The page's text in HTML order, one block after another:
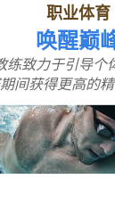
职业体育
唤醒巅
练致力于引导个
间获得更高的精